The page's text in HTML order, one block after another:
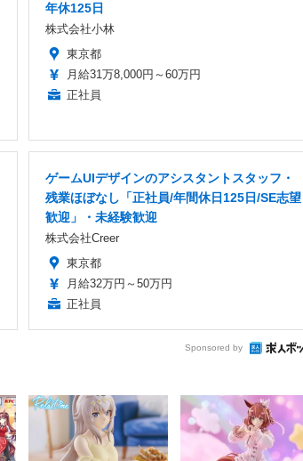
年休125日
株式会社小林
東京都
月給31万8,000円～60万円
正社員
ゲームUIデザインのアシスタントスタッフ・
残業ほぼなし「正社員/年間休日125日/SE志望
歓迎」・未経験歓迎
株式会社Creer
東京都
月給32万円～50万円
正社員
Sponsored by